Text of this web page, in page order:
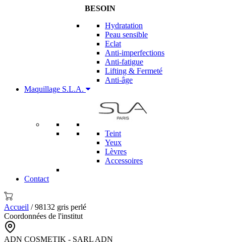
BESOIN
Hydratation
Peau sensible
Eclat
Anti-imperfections
Anti-fatigue
Lifting & Fermeté
Anti-âge
Maquillage S.L.A.
Teint
Yeux
Lèvres
Accessoires
Contact
Accueil / 98132 gris perlé
Coordonnées de l'institut
ADN COSMETIK - SARL ADN